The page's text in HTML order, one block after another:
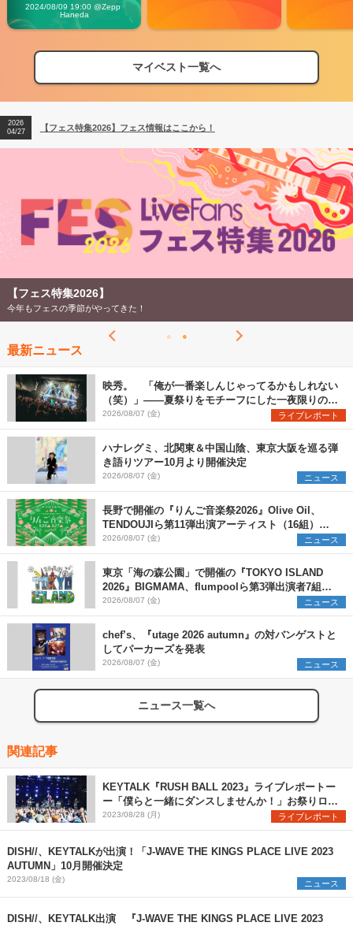
Vibes
2024/08/09 19:00 @Zepp
Haneda
マイベスト一覧へ
【フェス特集2026】フェス情報はここから！
【ライブ動員ランキング】2026年上半期編発表！
2026
04/27
【フェス特集2026】フェス情報はここから！
2026
【ライブ動員ランキング】2026年上半期編発表！
【フェス特集2026】
今年もフェスの季節がやってきた！
最新ニュース
映秀。 「俺が一番楽しんじゃってるかもしれない
（笑）」――夏祭りをモチーフにした一夜限りのス
ペシャルライブ『色祭』レポート
2026/08/07 (金) ライブレポート
ハナレグミ、北関東＆中国山陰、東京大阪を巡る弾
き語りツアー10月より開催決定
2026/08/07 (金) ニュース
長野で開催の『りんご音楽祭2026』Olive Oil、
TENDOUJIら第11弾出演アーティスト（16組）を
発表
2026/08/07 (金) ニュース
東京「海の森公園」で開催の『TOKYO ISLAND
2026』BIGMAMA、flumpoolら第3弾出演者7組を
発表 ワークショップ・アート出展者を募集
2026/08/07 (金) ニュース
chef’s、『utage 2026 autumn』の対バンゲストと
してパーカーズを発表
2026/08/07 (金) ニュース
ニュース一覧へ
関連記事
KEYTALK『RUSH BALL 2023』ライブレポートー
ー「僕らと一緒にダンスしませんか！」お祭りロッ
クバンドの真価を発揮
2023/08/28 (月) ライブレポート
DISH//、KEYTALKが出演！「J-WAVE THE KINGS PLACE LIVE 2023
AUTUMN」10月開催決定
2023/08/18 (金) ニュース
DISH//、KEYTALK出演 『J-WAVE THE KINGS PLACE LIVE 2023